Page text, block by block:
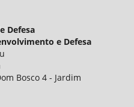
Defesa
e Defesa
Bosco 4 - Jardim